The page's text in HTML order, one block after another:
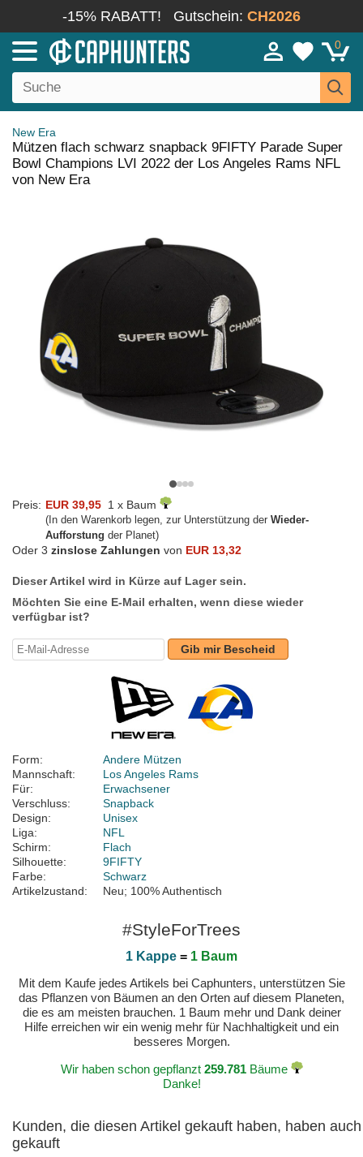
-15% RABATT! Gutschein: CH2026
0
New Era
Mützen flach schwarz snapback 9FIFTY Parade Super
Bowl Champions LVI 2022 der Los Angeles Rams NFL
von New Era
Preis: EUR 39,95 1 x Baum
(In den Warenkorb legen, zur Unterstützung der Wieder-
Aufforstung der Planet)
Oder 3 zinslose Zahlungen von EUR 13,32
Dieser Artikel wird in Kürze auf Lager sein.
Möchten Sie eine E-Mail erhalten, wenn diese wieder
verfügbar ist?
Gib mir Bescheid
Form:
Andere Mützen
Mannschaft:
Los Angeles Rams
Für:
Erwachsener
Verschluss:
Snapback
Design:
Unisex
Liga:
NFL
Schirm:
Flach
Silhouette:
9FIFTY
Farbe:
Schwarz
Artikelzustand:
Neu; 100% Authentisch
#StyleForTrees
1 Kappe = 1 Baum
Mit dem Kaufe jedes Artikels bei Caphunters, unterstützen Sie
das Pflanzen von Bäumen an den Orten auf diesem Planeten,
die es am meisten brauchen. 1 Baum mehr und Dank deiner
Hilfe erreichen wir ein wenig mehr für Nachhaltigkeit und ein
besseres Morgen.
Wir haben schon gepflanzt 259.781Bäume
Danke!
Kunden, die diesen Artikel gekauft haben, haben auch
gekauft